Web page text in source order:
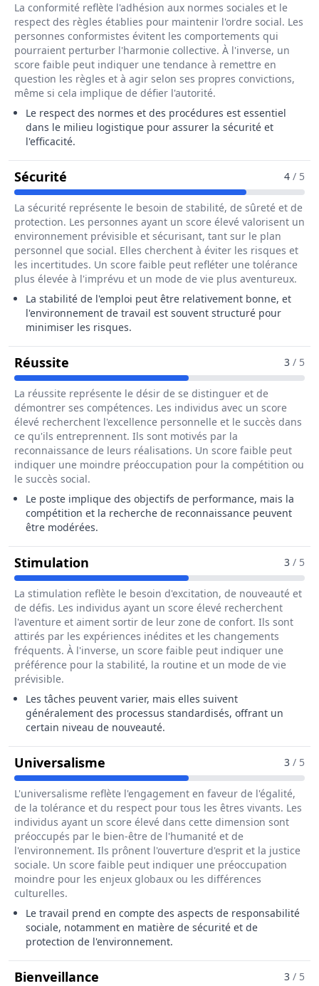
La conformité reflète l'adhésion aux normes sociales et le
respect des règles établies pour maintenir l'ordre social. Les
personnes conformistes évitent les comportements qui
pourraient perturber l'harmonie collective. À l'inverse, un
score faible peut indiquer une tendance à remettre en
question les règles et à agir selon ses propres convictions,
même si cela implique de défier l'autorité.
Le respect des normes et des procédures est essentiel
dans le milieu logistique pour assurer la sécurité et
l'efficacité.
Sécurité Pour Le Métier De Opérateur / 4 / 5
La sécurité représente le besoin de stabilité, de sûreté et de
protection. Les personnes ayant un score élevé valorisent un
environnement prévisible et sécurisant, tant sur le plan
personnel que social. Elles cherchent à éviter les risques et
les incertitudes. Un score faible peut refléter une tolérance
plus élevée à l'imprévu et un mode de vie plus aventureux.
La stabilité de l'emploi peut être relativement bonne, et
l'environnement de travail est souvent structuré pour
minimiser les risques.
Réussite Pour Le Métier De Opérateur / 3 / 5
La réussite représente le désir de se distinguer et de
démontrer ses compétences. Les individus avec un score
élevé recherchent l'excellence personnelle et le succès dans
ce qu'ils entreprennent. Ils sont motivés par la
reconnaissance de leurs réalisations. Un score faible peut
indiquer une moindre préoccupation pour la compétition ou
le succès social.
Le poste implique des objectifs de performance, mais la
compétition et la recherche de reconnaissance peuvent
être modérées.
Stimulation Pour Le Métier De Opérateur /3 / 5
La stimulation reflète le besoin d'excitation, de nouveauté et
de défis. Les individus ayant un score élevé recherchent
l'aventure et aiment sortir de leur zone de confort. Ils sont
attirés par les expériences inédites et les changements
fréquents. À l'inverse, un score faible peut indiquer une
préférence pour la stabilité, la routine et un mode de vie
prévisible.
Les tâches peuvent varier, mais elles suivent
généralement des processus standardisés, offrant un
certain niveau de nouveauté.
Universalisme Pour Le Métier De Opérateur /
3 / 5
L'universalisme reflète l'engagement en faveur de l'égalité,
de la tolérance et du respect pour tous les êtres vivants. Les
individus ayant un score élevé dans cette dimension sont
préoccupés par le bien-être de l'humanité et de
l'environnement. Ils prônent l'ouverture d'esprit et la justice
sociale. Un score faible peut indiquer une préoccupation
moindre pour les enjeux globaux ou les différences
culturelles.
Le travail prend en compte des aspects de responsabilité
sociale, notamment en matière de sécurité et de
protection de l'environnement.
Bienveillance Pour Le Métier De Opérateur /
3 / 5